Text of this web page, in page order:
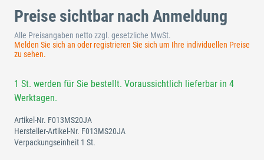
Preise sichtbar nach Anmeldung
Alle Preisangaben netto zzgl. gesetzliche MwSt.
Melden Sie sich an oder registrieren Sie sich um Ihre individuellen Preise
zu sehen.
1 St. werden für Sie bestellt. Voraussichtlich lieferbar in 4
Werktagen.
Artikel-Nr. F013MS20JA
Hersteller-Artikel-Nr. F013MS20JA
Verpackungseinheit 1 St.